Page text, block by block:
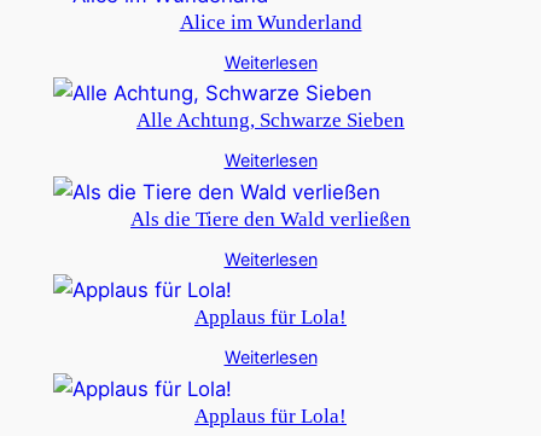
Alice im Wunderland
Weiterlesen
Alle Achtung, Schwarze Sieben
Weiterlesen
Als die Tiere den Wald verließen
Weiterlesen
Applaus für Lola!
Weiterlesen
Applaus für Lola!